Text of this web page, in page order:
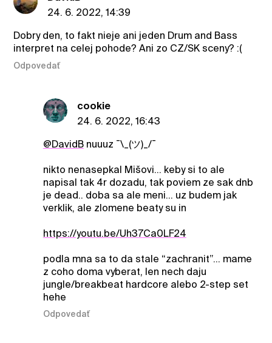
24. 6. 2022, 14:39
Dobry den, to fakt nieje ani jeden Drum and Bass
interpret na celej pohode? Ani zo CZ/SK sceny? :(
Odpovedať
cookie
24. 6. 2022, 16:43
@DavidBnuuuz ¯\_(ツ)_/¯
nikto nenasepkal Mišovi… keby si to ale
napisal tak 4r dozadu, tak poviem ze sak dnb
je dead.. doba sa ale meni… uz budem jak
verklik, ale zlomene beaty su in
https://youtu.be/Uh37Ca0LF24
podla mna sa to da stale “zachranit”… mame
z coho doma vyberat, len nech daju
jungle/breakbeat hardcore alebo 2-step set
hehe
Odpovedať